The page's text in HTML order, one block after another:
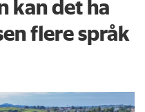
kan det ha
flere språk